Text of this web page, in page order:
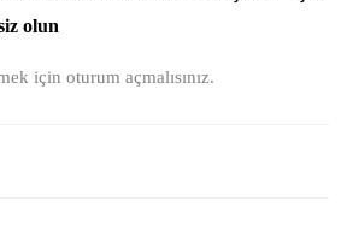
olun
için oturum açmalısınız.